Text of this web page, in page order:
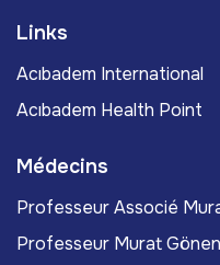
Links
Acıbadem International
Acıbadem Health Point
Médecins
Professeur Associé
Professeur Murat